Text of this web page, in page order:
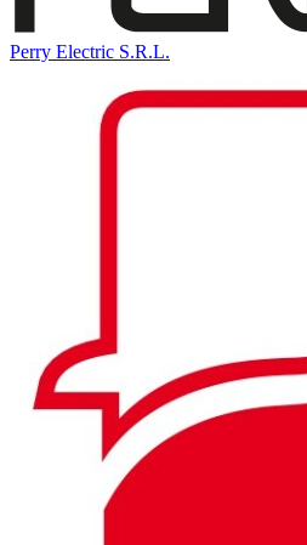
Perry Electric S.R.L.